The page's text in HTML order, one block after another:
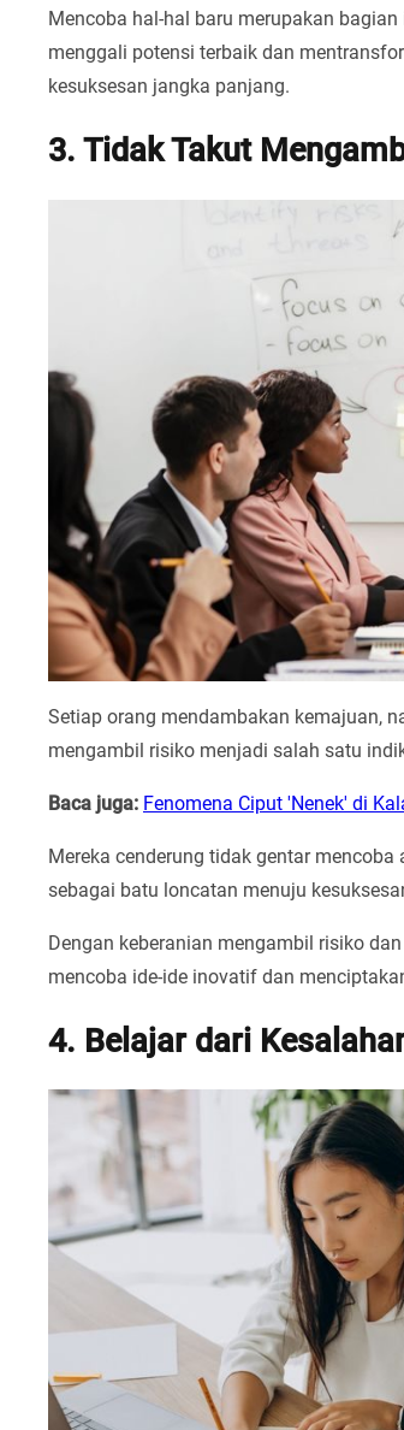
Mencoba hal-hal baru merupakan
menggali potensi terbaik dan
kesuksesan jangka panjang.
3. Tidak Takut
Setiap orang mendambakan kemajuan,
mengambil risiko menjadi salah satu
Baca juga: Fenomena Ciput 'Nenek' di
Mereka cenderung tidak gentar
sebagai batu loncatan menuju
Dengan keberanian mengambil risiko
mencoba ide-ide inovatif dan
4. Belajar dari